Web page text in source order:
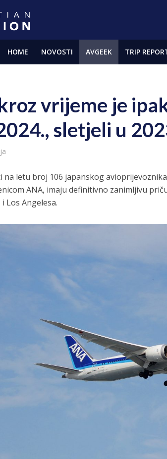
HOME NOVOSTI AVGEEK TRIP
vrijeme je
sletjeli u
na letu broj 106 japanskog
ANA, imaju definitivno zanimljivu
Los Angelesa.